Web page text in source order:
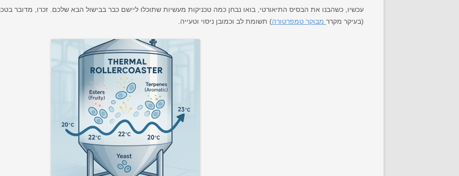
עכשיו, כשהבנו את הבסיס התיאורטי, בואו נבחן כמה טכניקות מעשיות שתוכלו ליישם כבר בבישול הבא שלכם. זכרו, מדובר
(בעיקר מקרר מבוקר טמפרטורה) תשומת לב וכמובן ניסוי וטעייה.